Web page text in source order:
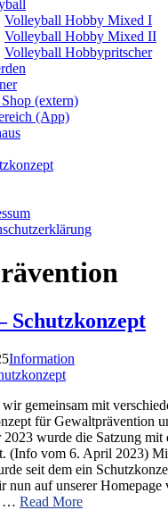
Volleyball Hobby Mixed I
Volleyball Hobby Mixed II
Volleyball Hobbypritscher
(extern)
(App)
Schutzkonzept
Information
gemeinsam mit
für Gewaltprävention
wurde die Satzung mit
(Info vom 6. April 2023)
seit dem ein
nun auf unserer Homepage
… Read More